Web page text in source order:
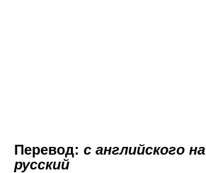
Перевод: с английского на
русский